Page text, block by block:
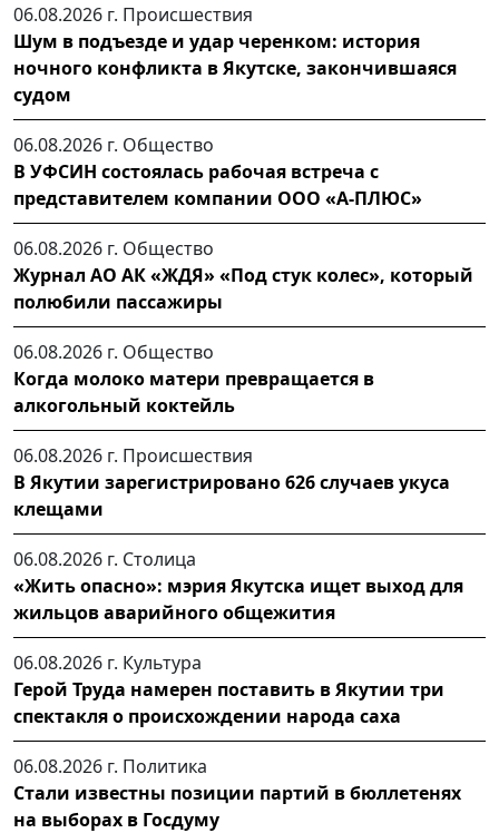
06.08.2026 г. Происшествия
Шум в подъезде и удар черенком: история
ночного конфликта в Якутске, закончившаяся
судом
06.08.2026 г. Общество
В УФСИН состоялась рабочая встреча с
представителем компании ООО «А-ПЛЮС»
06.08.2026 г. Общество
Журнал АО АК «ЖДЯ» «Под стук колес», который
полюбили пассажиры
06.08.2026 г. Общество
Когда молоко матери превращается в
алкогольный коктейль
06.08.2026 г. Происшествия
В Якутии зарегистрировано 626 случаев укуса
клещами
06.08.2026 г. Столица
«Жить опасно»: мэрия Якутска ищет выход для
жильцов аварийного общежития
06.08.2026 г. Культура
Герой Труда намерен поставить в Якутии три
спектакля о происхождении народа саха
06.08.2026 г. Политика
Стали известны позиции партий в бюллетенях
на выборах в Госдуму